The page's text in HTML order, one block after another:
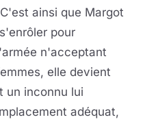
ainsi que Margot
pour
n'acceptant
elle devient
un inconnu lui
adéquat,